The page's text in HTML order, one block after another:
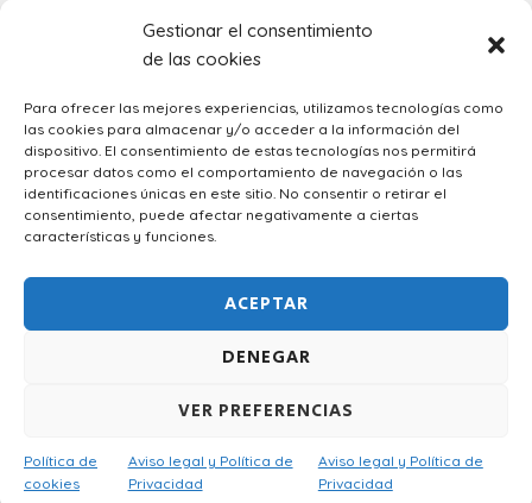
Gestionar el consentimiento
de las cookies
Para ofrecer las mejores experiencias, utilizamos tecnologías como
las cookies para almacenar y/o acceder a la información del
dispositivo. El consentimiento de estas tecnologías nos permitirá
procesar datos como el comportamiento de navegación o las
identificaciones únicas en este sitio. No consentir o retirar el
consentimiento, puede afectar negativamente a ciertas
características y funciones.
ACEPTAR
DENEGAR
VER PREFERENCIAS
Política de
cookies
Aviso legal y Política de
Privacidad
Aviso legal y Política de
Privacidad
633 058 342
regalostowapo@gmail.com
derechos reservados.